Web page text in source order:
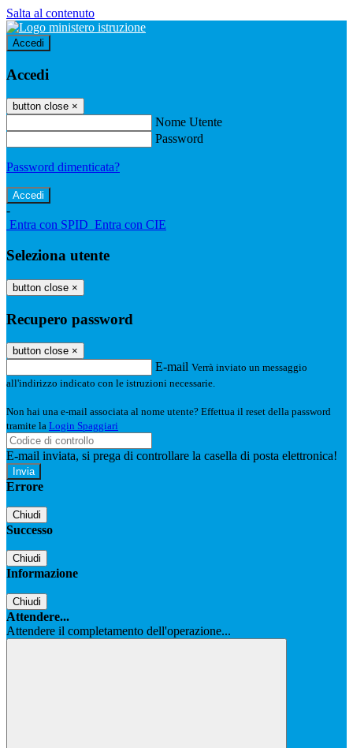
Salta al contenuto
Accedi
Accedi
button close ×
Nome Utente
Password
Password dimenticata?
-
Entra con SPID Entra con CIE
Seleziona utente
button close ×
Recupero password
button close ×
E-mail Verrà inviato un messaggio
all'indirizzo indicato con le istruzioni necessarie.
Non hai una e-mail associata al nome utente? Effettua il reset della password
tramite la Login Spaggiari
E-mail inviata, si prega di controllare la casella di posta elettronica!
Errore
Chiudi
Successo
Chiudi
Informazione
Chiudi
Attendere...
Attendere il completamento dell'operazione...